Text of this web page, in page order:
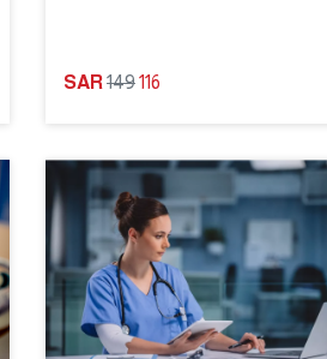
149116